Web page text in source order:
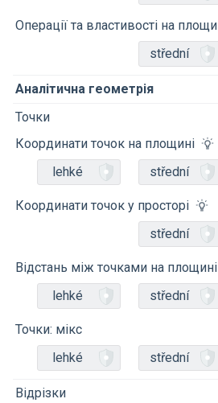
Операції та властивості на
střední
Аналітична геометрія
Точки
Координати точок на площині
lehké
střední
Координати точок у просторі
střední
Відстань між точками на площині
lehké
střední
Точки: мікс
lehké
střední
Відрізки